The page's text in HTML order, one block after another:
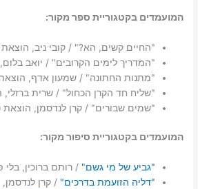
המועמדים בקטגוריית ספר מקור:
"החיים קשים, הא?" / קובי ניב, הוצאת
"המדריך לימים הקרובים" / יואב
"מתנות החתונה" / שמעון אדף, הוצאת
"שליח חד הקרן הכחול" / שרית ברזלי,
"שמים שבורים" / קרן לנדסמן, הוצאת
המועמדים בקטגוריית סיפור מקור:
"גביע של מי גשם"/ רותם ברוכין, בלי
"דליה הזועמת בדרכים" / קרן לנדסמן,